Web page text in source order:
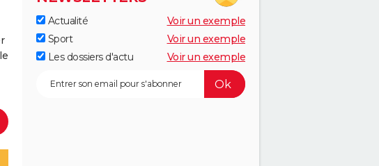
Actualité
Voir un exemple
Sport
Voir un exemple
Les dossiers d'actu
Voir un exemple